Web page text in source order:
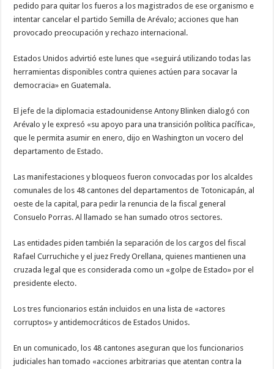
pedido para quitar los fueros a los magistrados de ese organismo e
intentar cancelar el partido Semilla de Arévalo; acciones que han
provocado preocupación y rechazo internacional.
Estados Unidos advirtió este lunes que «seguirá utilizando todas las
herramientas disponibles contra quienes actúen para socavar la
democracia» en Guatemala.
El jefe de la diplomacia estadounidense Antony Blinken dialogó con
Arévalo y le expresó «su apoyo para una transición política pacífica»,
que le permita asumir en enero, dijo en Washington un vocero del
departamento de Estado.
Las manifestaciones y bloqueos fueron convocadas por los alcaldes
comunales de los 48 cantones del departamentos de Totonicapán, al
oeste de la capital, para pedir la renuncia de la fiscal general
Consuelo Porras. Al llamado se han sumado otros sectores.
Las entidades piden también la separación de los cargos del fiscal
Rafael Curruchiche y el juez Fredy Orellana, quienes mantienen una
cruzada legal que es considerada como un «golpe de Estado» por el
presidente electo.
Los tres funcionarios están incluidos en una lista de «actores
corruptos» y antidemocráticos de Estados Unidos.
En un comunicado, los 48 cantones aseguran que los funcionarios
judiciales han tomado «acciones arbitrarias que atentan contra la